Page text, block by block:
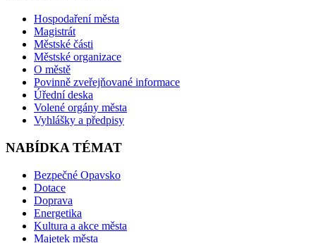
Hospodaření města
Magistrát
Městské části
Městské organizace
O městě
Povinně zveřejňované informace
Úřední deska
Volené orgány města
Vyhlášky a předpisy
NABÍDKA TÉMAT
Bezpečné Opavsko
Dotace
Doprava
Energetika
Kultura a akce města
Majetek města